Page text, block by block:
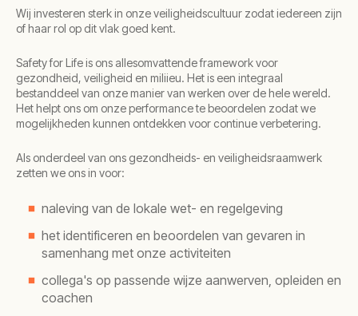
Wij investeren sterk in onze veiligheidscultuur zodat iedereen zijn
of haar rol op dit vlak goed kent.
Safety for Life is ons allesomvattende framework voor
gezondheid, veiligheid en miliieu. Het is een integraal
bestanddeel van onze manier van werken over de hele wereld.
Het helpt ons om onze performance te beoordelen zodat we
mogelijkheden kunnen ontdekken voor continue verbetering.
Als onderdeel van ons gezondheids- en veiligheidsraamwerk
zetten we ons in voor:
naleving van de lokale wet- en regelgeving
het identificeren en beoordelen van gevaren in
samenhang met onze activiteiten
collega's op passende wijze aanwerven, opleiden en
coachen